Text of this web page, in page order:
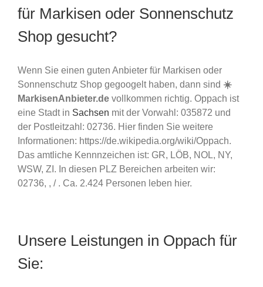
für Markisen oder Sonnenschutz
Shop gesucht?
Wenn Sie einen guten Anbieter für Markisen oder
Sonnenschutz Shop gegoogelt haben, dann sind ☀️
MarkisenAnbieter.de vollkommen richtig. Oppach ist
eine Stadt in Sachsen mit der Vorwahl: 035872 und
der Postleitzahl: 02736. Hier finden Sie weitere
Informationen: https://de.wikipedia.org/wiki/Oppach.
Das amtliche Kennnzeichen ist: GR, LÖB, NOL, NY,
WSW, ZI. In diesen PLZ Bereichen arbeiten wir:
02736, , / . Ca. 2.424 Personen leben hier.
Unsere Leistungen in Oppach für
Sie: